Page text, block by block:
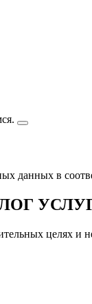
данных в
целях и